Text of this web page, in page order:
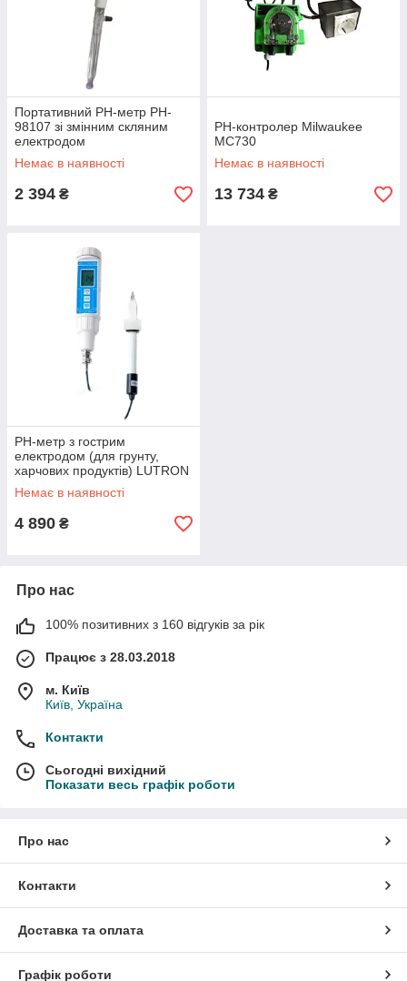
Портативний РН-метр PH-
98107 зі змінним скляним
електродом
Немає в наявності
2 394 ₴
РН-контролер Milwaukee
МС730
Немає в наявності
13 734 ₴
PH-метр з гострим
електродом (для грунту,
харчових продуктів) LUTRON
PH-220S
Немає в наявності
4 890 ₴
Про нас
100% позитивних з 160 відгуків за рік
Працює з 28.03.2018
м. Київ
Київ, Україна
Контакти
Сьогодні вихідний
Показати весь графік роботи
Про нас
Контакти
Доставка та оплата
Графік роботи